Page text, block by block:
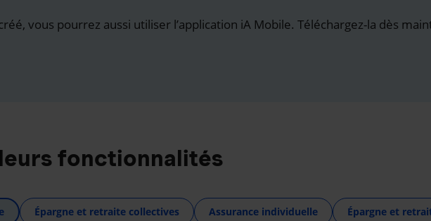
vous pourrez aussi utiliser l’application iA Mobile. Téléchargez-la dès
fonctionnalités
Épargne et retraite collectives Assurance individuelle Épargne et